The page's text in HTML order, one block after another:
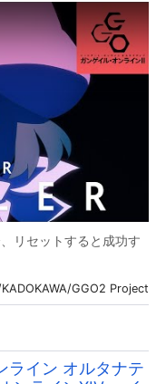
リセットすると成功す
GGO2 Project
ライン オルタナテ